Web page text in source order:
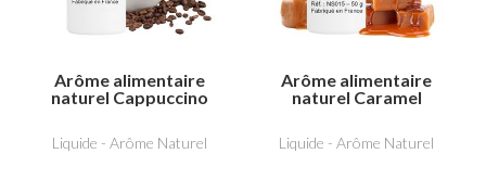
Arôme alimentaire
naturel Cappuccino
Liquide - Arôme Naturel
Arôme alimentaire
naturel Caramel
Liquide - Arôme Naturel